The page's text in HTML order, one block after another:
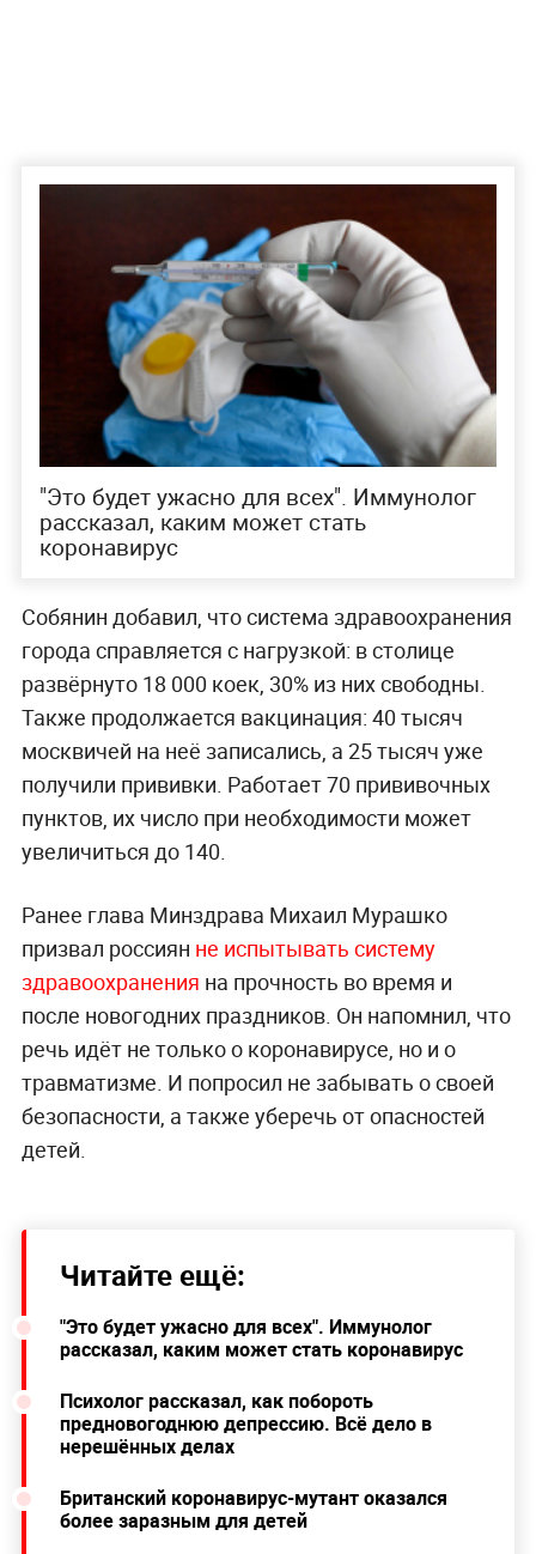
"Это будет ужасно для всех". Иммунолог
рассказал, каким может стать
коронавирус
Собянин добавил, что система здравоохранения
города справляется с нагрузкой: в столице
развёрнуто 18 000 коек, 30% из них свободны.
Также продолжается вакцинация: 40 тысяч
москвичей на неё записались, а 25 тысяч уже
получили прививки. Работает 70 прививочных
пунктов, их число при необходимости может
увеличиться до 140.
Ранее глава Минздрава Михаил Мурашко
призвал россиян не испытывать систему
здравоохранения на прочность во время и
после новогодних праздников. Он напомнил, что
речь идёт не только о коронавирусе, но и о
травматизме. И попросил не забывать о своей
безопасности, а также уберечь от опасностей
детей.
Читайте ещё:
"Это будет ужасно для всех". Иммунолог
рассказал, каким может стать коронавирус
Психолог рассказал, как побороть
предновогоднюю депрессию. Всё дело в
нерешённых делах
Британский коронавирус-мутант оказался
более заразным для детей